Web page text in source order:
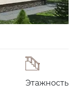
Этажность